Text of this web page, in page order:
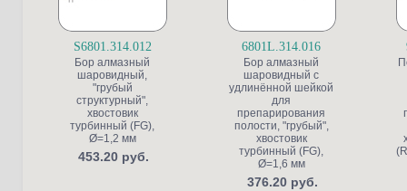
S6801.314.012
Бор алмазный
шаровидный,
"грубый
структурный",
хвостовик
турбинный (FG),
Ø=1,2 мм
453.20 руб.
6801L.314.016
Бор алмазный
шаровидный с
удлинённой шейкой
для
препарирования
полости, "грубый",
хвостовик
турбинный (FG),
Ø=1,6 мм
376.20 руб.